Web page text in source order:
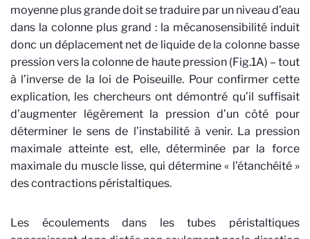
moyenne plus grande doit se traduire par un niveau d’eau
dans la colonne plus grand : la mécanosensibilité induit
donc un déplacement net de liquide de la colonne basse
pression vers la colonne de haute pression (Fig.1A) – tout
à l’inverse de la loi de Poiseuille. Pour confirmer cette
explication, les chercheurs ont démontré qu’il suffisait
d’augmenter légèrement la pression d’un côté pour
déterminer le sens de l’instabilité à venir. La pression
maximale atteinte est, elle, déterminée par la force
maximale du muscle lisse, qui détermine « l’étanchéité »
des contractions péristaltiques.
Les écoulements dans les tubes péristaltiques